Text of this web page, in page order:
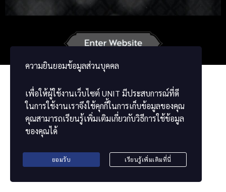
ความยินยอมข้อมูลส่วนบุคคล
เพื่อให้ผู้ใช้งานเว็บไซต์ UNIT มีประสบการณ์ที่ดี
ในการใช้งานเราจึงใช้คุกกี้ในการเก็บข้อมูลของคุณ
คุณสามารถเรียนรู้เพิ่มเติมเกี่ยวกับวิธีการใช้ข้อมูล
ของคุณได้
ยอมรับ เรียนรู้เพิ่มเติมที่นี่
ພາສາລາວ